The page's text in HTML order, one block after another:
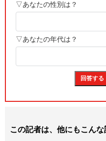
この記者は、他にもこん